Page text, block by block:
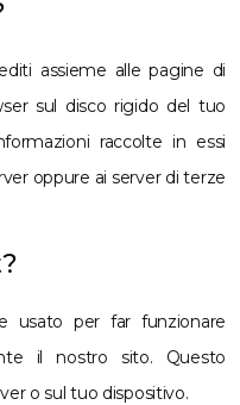
assieme alle pagine di
sul disco rigido del tuo
raccolte in essi
oppure ai server di terze
usato per far funzionare
il nostro sito. Questo
o sul tuo dispositivo.